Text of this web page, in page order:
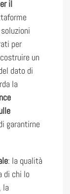
il
per
un
dato di
la
garantirne
: la qualità
di chi lo
la